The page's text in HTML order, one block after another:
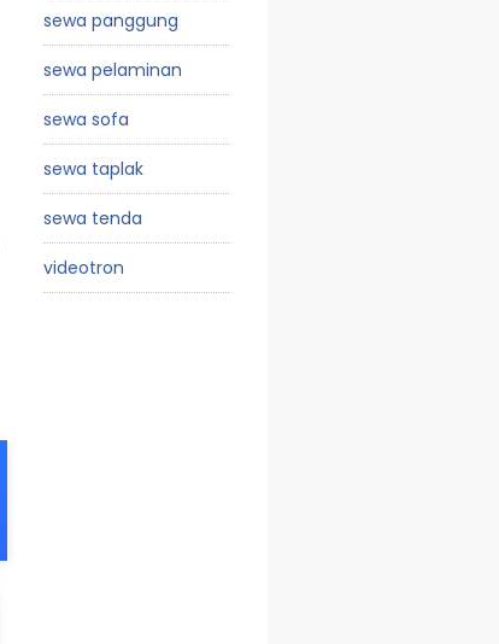
sewa panggung
sewa pelaminan
sewa sofa
sewa taplak
sewa tenda
videotron